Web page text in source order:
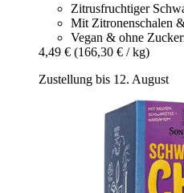
Zitrusfruchtiger
Mit Zitronenschalen
Vegan & ohne
4,49 € (166,30 € / kg)
Zustellung bis 12. August